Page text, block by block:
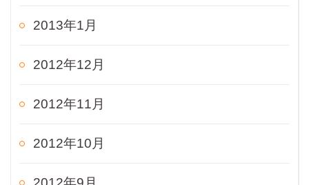
2013年1月
2012年12月
2012年11月
2012年10月